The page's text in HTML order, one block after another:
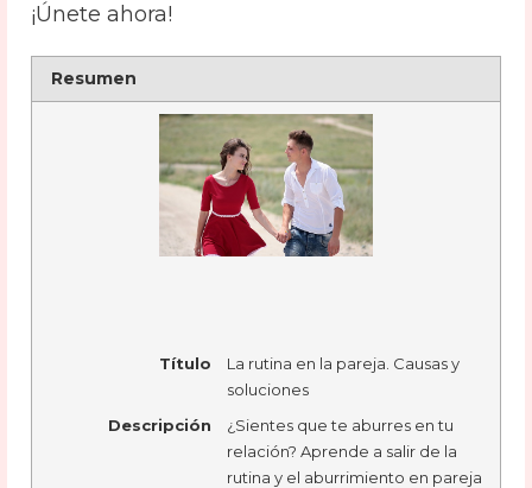
¡Únete ahora!
Resumen
Título
La rutina en la pareja. Causas y
soluciones
Descripción
¿Sientes que te aburres en tu
relación? Aprende a salir de la
rutina y el aburrimiento en pareja